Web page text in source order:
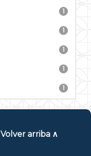
1
1
1
1
1
Volver arriba ∧